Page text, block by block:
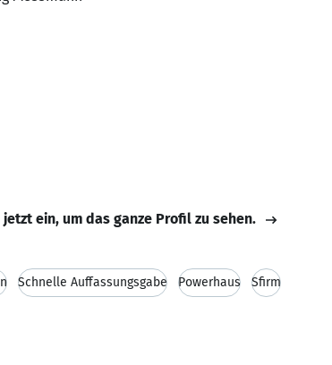
jetzt ein, um das ganze Profil zu sehen.
Schnelle Auffassungsgabe Powerhaus Sfirm